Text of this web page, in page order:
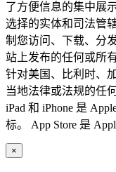
了方便信息的集中展
选择的实体和司法管
制您访问、下载、分
站上发布的任何或所
针对美国、比利时、
当地法律或法规的任
iPad 和 iPhone 是
标。 App Store 是
×